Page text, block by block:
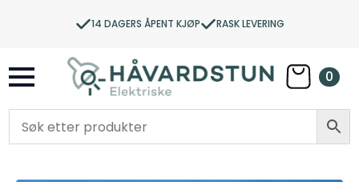
14 DAGERS ÅPENT KJØP RASK LEVERING
0